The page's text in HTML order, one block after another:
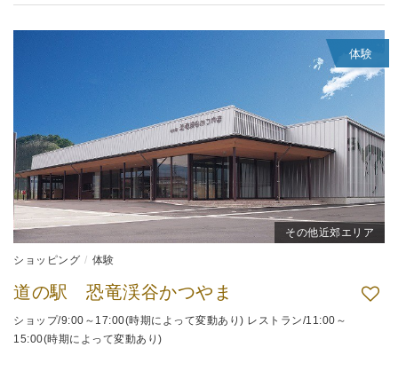
体験
その他近郊エリア
ショッピング 体験
道の駅 恐竜渓谷かつやま
ショップ/9:00～17:00(時期によって変動あり) レストラン/11:00～
15:00(時期によって変動あり)